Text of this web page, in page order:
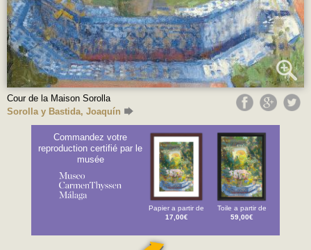
Cour de la Maison Sorolla
Sorolla y Bastida, Joaquín
Commandez votre
reproduction certifié par le
musée
Papier a partir de
17,00€
Toile a partir de
59,00€